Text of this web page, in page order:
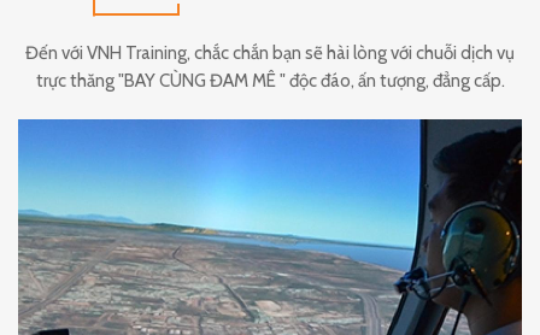
Đến với VNH Training, chắc chắn bạn sẽ hài lòng với chuỗi dịch vụ
trực thăng "BAY CÙNG ĐAM MÊ " độc đáo, ấn tượng, đẳng cấp.